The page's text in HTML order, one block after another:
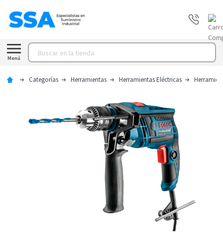
Menú
Buscar
Categorías Herramientas Herramientas Eléctricas